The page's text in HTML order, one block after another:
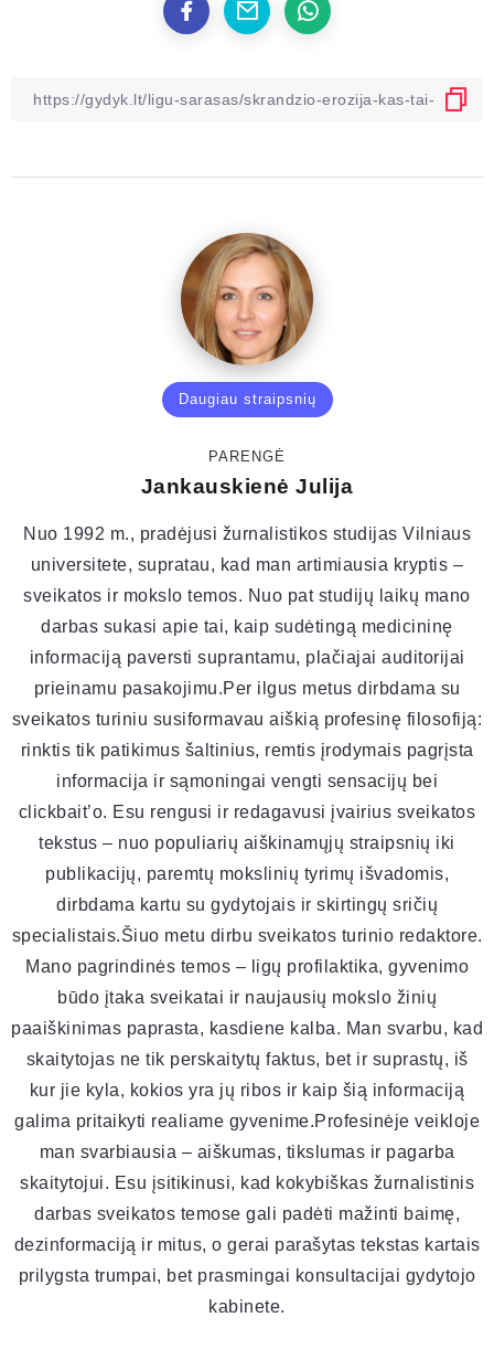
Daugiau straipsnių
PARENGĖ
Jankauskienė Julija
Nuo 1992 m., pradėjusi žurnalistikos studijas Vilniaus
universitete, supratau, kad man artimiausia kryptis –
sveikatos ir mokslo temos. Nuo pat studijų laikų mano
darbas sukasi apie tai, kaip sudėtingą medicininę
informaciją paversti suprantamu, plačiajai auditorijai
prieinamu pasakojimu.Per ilgus metus dirbdama su
sveikatos turiniu susiformavau aiškią profesinę filosofiją:
rinktis tik patikimus šaltinius, remtis įrodymais pagrįsta
informacija ir sąmoningai vengti sensacijų bei
clickbait’o. Esu rengusi ir redagavusi įvairius sveikatos
tekstus – nuo populiarių aiškinamųjų straipsnių iki
publikacijų, paremtų mokslinių tyrimų išvadomis,
dirbdama kartu su gydytojais ir skirtingų sričių
specialistais.Šiuo metu dirbu sveikatos turinio redaktore.
Mano pagrindinės temos – ligų profilaktika, gyvenimo
būdo įtaka sveikatai ir naujausių mokslo žinių
paaiškinimas paprasta, kasdiene kalba. Man svarbu, kad
skaitytojas ne tik perskaitytų faktus, bet ir suprastų, iš
kur jie kyla, kokios yra jų ribos ir kaip šią informaciją
galima pritaikyti realiame gyvenime.Profesinėje veikloje
man svarbiausia – aiškumas, tikslumas ir pagarba
skaitytojui. Esu įsitikinusi, kad kokybiškas žurnalistinis
darbas sveikatos temose gali padėti mažinti baimę,
dezinformaciją ir mitus, o gerai parašytas tekstas kartais
prilygsta trumpai, bet prasmingai konsultacijai gydytojo
kabinete.